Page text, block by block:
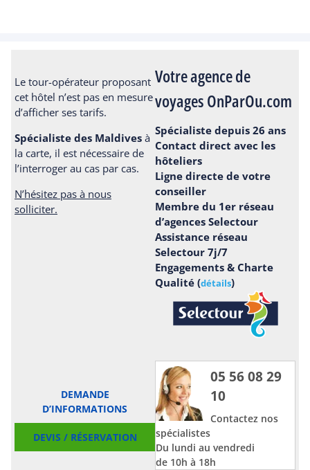
Le tour-opérateur proposant
cet hôtel n’est pas en mesure
d’afficher ses tarifs.
Spécialiste des Maldives à
la carte, il est nécessaire de
l’interroger au cas par cas.
N’hésitez pas à nous
solliciter.
Votre agence de
voyages OnParOu.com
Spécialiste depuis 26 ans
Contact direct avec les
hôteliers
Ligne directe de votre
conseiller
Membre du 1er réseau
d’agences Selectour
Assistance réseau
Selectour 7j/7
Engagements & Charte
Qualité (détails)
DEMANDE
D’INFORMATIONS
DEVIS / RÉSERVATION
05 56 08 29
10
Contactez nos
spécialistes
Du lundi au vendredi
de 10h à 18h